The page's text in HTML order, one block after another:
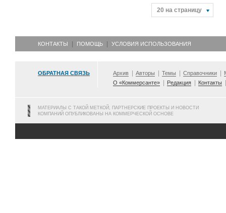
20 на страницу
КОНТАКТЫ ПОМОЩЬ УСЛОВИЯ ИСПОЛЬЗОВАНИЯ
ОБРАТНАЯ СВЯЗЬ Архив Авторы Темы Справочники
О «Коммерсанте»
Редакция Контакты
МАТЕРИАЛЫ С ТАКОЙ МЕТКОЙ, ПАРТНЕРСКИЕ ПРОЕКТЫ И НОВОСТИ
КОМПАНИЙ ОПУБЛИКОВАНЫ НА КОММЕРЧЕСКОЙ ОСНОВЕ